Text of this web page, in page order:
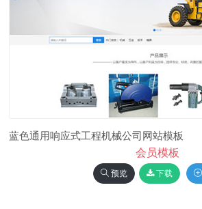
蓝色通用响应式工程机械公司网站模板
会员模板
预览 下载